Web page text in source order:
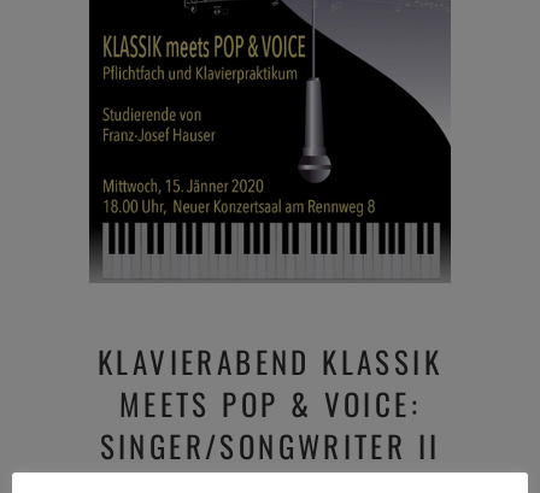
KLAVIERABEND KLASSIK
MEETS POP & VOICE:
SINGER/SONGWRITER II